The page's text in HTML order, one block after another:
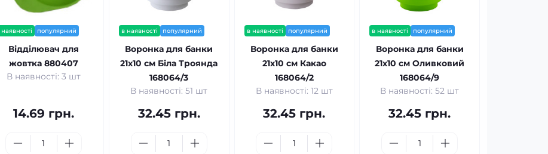
наявності популярний
Відділювач для
жовтка 880407
В наявності: 3 шт
14.69 грн.
в наявності популярний
Воронка для банки
21x10 см Біла Троянда
168064/3
В наявності: 51 шт
32.45 грн.
в наявності популярний
Воронка для банки
21x10 см Какао
168064/2
В наявності: 12 шт
32.45 грн.
в наявності популярний
Воронка для банки
21x10 см Оливковий
168064/9
В наявності: 52 шт
32.45 грн.